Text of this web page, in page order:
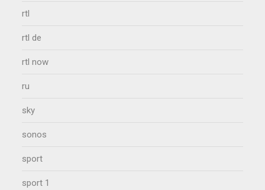
rtl
rtl de
rtl now
ru
sky
sonos
sport
sport 1